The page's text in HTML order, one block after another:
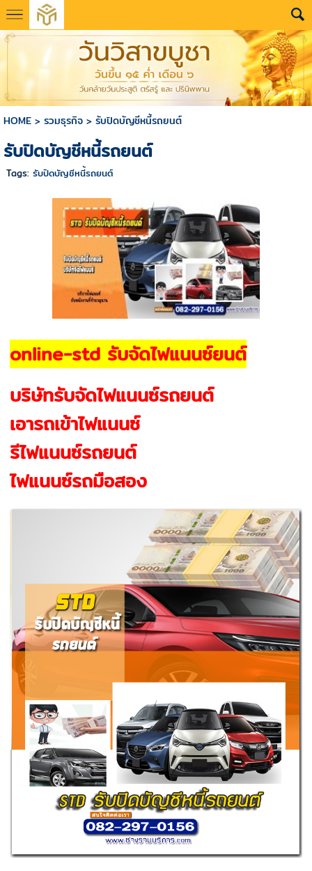
HOME> รวมธุรกิจ> รับปิดบัญชีหนี้รถยนต์
รับปิดบัญชีหนี้รถยนต์
Tags: รับปิดบัญชีหนี้รถยนต์
online-std รับจัดไฟแนนซ์ยนต์
บริษัทรับจัดไฟแนนซ์รถยนต์
เอารถเข้าไฟแนนซ์
รีไฟแนนซ์รถยนต์
ไฟแนนซ์รถมือสอง